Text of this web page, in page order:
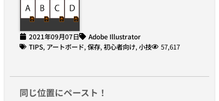
2021年09月07日
Adobe Illustrator
TIPS, アートボード, 保存, 初心者向け, 小技 57,617
同じ位置にペースト！